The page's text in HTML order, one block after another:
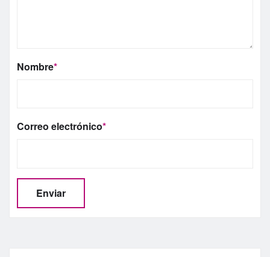
Nombre*
Correo electrónico*